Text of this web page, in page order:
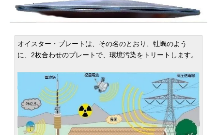
オイスター・プレートは、その名のとおり、牡蠣のよう
に、2枚合わせのプレートで、環境汚染をトリートします。